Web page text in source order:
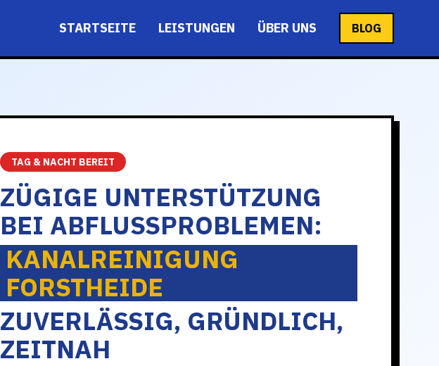
STARTSEITE LEISTUNGEN ÜBER UNS BLOG
TAG & NACHT BEREIT
ZÜGIGE UNTERSTÜTZUNG
BEI ABFLUSSPROBLEMEN:
KANALREINIGUNG
FORSTHEIDE
ZUVERLÄSSIG, GRÜNDLICH,
ZEITNAH